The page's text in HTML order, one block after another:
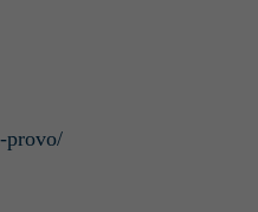
provo/